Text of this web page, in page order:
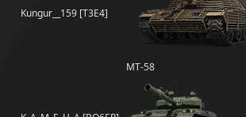
Kungur__159 [T3E4]
MT-58